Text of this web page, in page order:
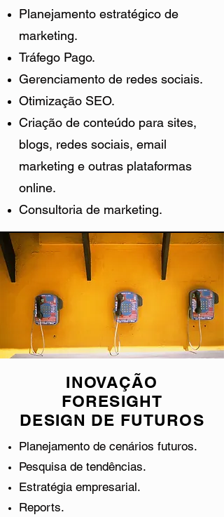
Planejamento estratégico de
marketing.
Tráfego Pago.
Gerenciamento de redes sociais.
Otimização SEO.
Criação de conteúdo para sites,
blogs, redes sociais, email
marketing e outras plataformas
online.
Consultoria de marketing.
INOVAÇÃO
FORESIGHT
DESIGN DE FUTUROS
Planejamento de cenários futuros.
Pesquisa de tendências.
Estratégia empresarial.
Reports.